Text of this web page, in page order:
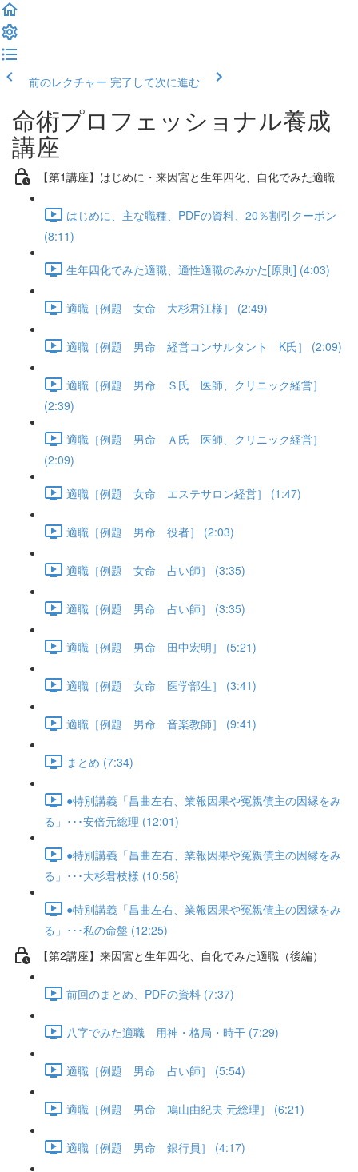
前のレクチャー 完了して次に進む
命術プロフェッショナル養成
講座
【第1講座】はじめに・来因宮と生年四化、自化でみた適職
はじめに、主な職種、PDFの資料、20％割引クーポン
(8:11)
生年四化でみた適職、適性適職のみかた[原則] (4:03)
適職［例題 女命 大杉君江様］ (2:49)
適職［例題 男命 経営コンサルタント K氏］ (2:09)
適職［例題 男命 Ｓ氏 医師、クリニック経営］
(2:39)
適職［例題 男命 Ａ氏 医師、クリニック経営］
(2:09)
適職［例題 女命 エステサロン経営］ (1:47)
適職［例題 男命 役者］ (2:03)
適職［例題 女命 占い師］ (3:35)
適職［例題 男命 占い師］ (3:35)
適職［例題 男命 田中宏明］ (5:21)
適職［例題 女命 医学部生］ (3:41)
適職［例題 男命 音楽教師］ (9:41)
まとめ (7:34)
●特別講義「昌曲左右、業報因果や冤親債主の因縁をみ
る」･･･安倍元総理 (12:01)
●特別講義「昌曲左右、業報因果や冤親債主の因縁をみ
る」･･･大杉君枝様 (10:56)
●特別講義「昌曲左右、業報因果や冤親債主の因縁をみ
る」･･･私の命盤 (12:25)
【第2講座】来因宮と生年四化、自化でみた適職（後編）
前回のまとめ、PDFの資料 (7:37)
八字でみた適職 用神・格局・時干 (7:29)
適職［例題 男命 占い師］ (5:54)
適職［例題 男命 鳩山由紀夫 元総理］ (6:21)
適職［例題 男命 銀行員］ (4:17)